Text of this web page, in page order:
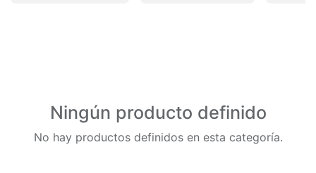
Ningún producto definido
No hay productos definidos en esta categoría.